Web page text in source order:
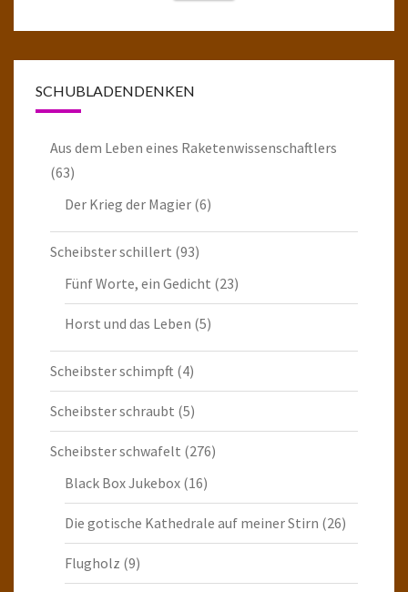
SCHUBLADENDENKEN
Aus dem Leben eines Raketenwissenschaftlers
(63)
Der Krieg der Magier (6)
Scheibster schillert (93)
Fünf Worte, ein Gedicht (23)
Horst und das Leben (5)
Scheibster schimpft (4)
Scheibster schraubt (5)
Scheibster schwafelt (276)
Black Box Jukebox (16)
Die gotische Kathedrale auf meiner Stirn (26)
Flugholz (9)